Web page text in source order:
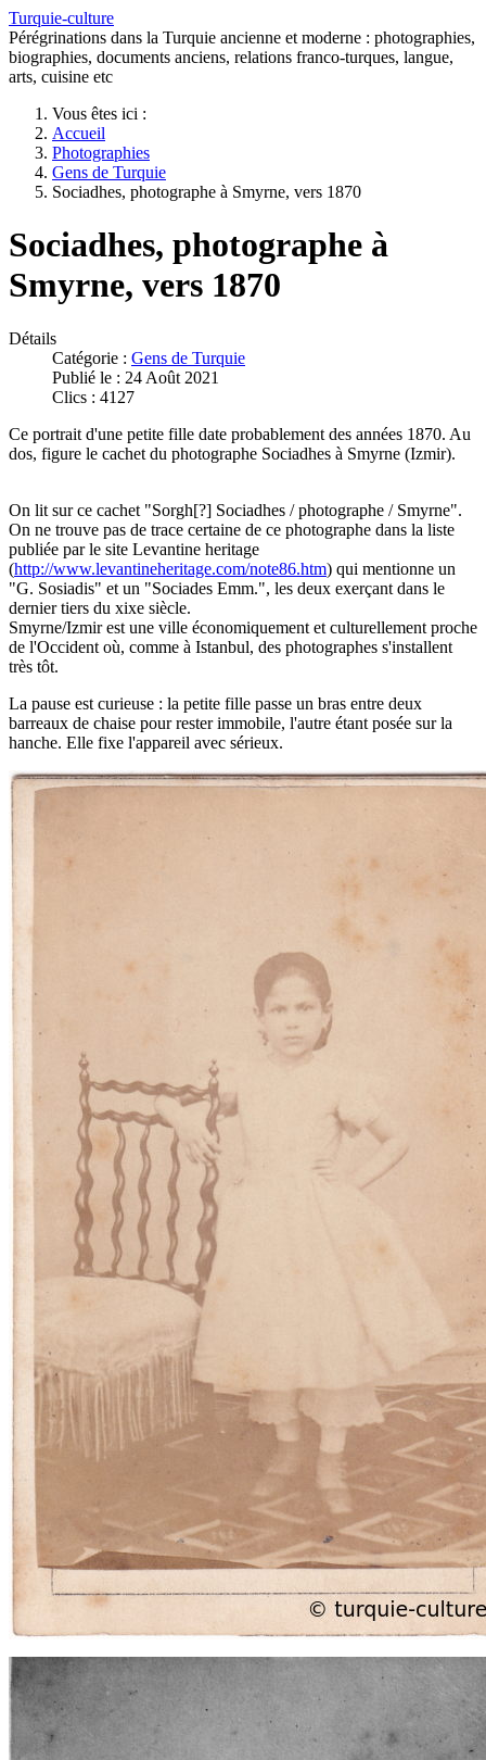
Turquie-culture
Pérégrinations dans la Turquie ancienne et moderne : photographies,
biographies, documents anciens, relations franco-turques, langue,
arts, cuisine etc
Vous êtes ici :
Accueil
Photographies
Gens de Turquie
Sociadhes, photographe à Smyrne, vers 1870
Sociadhes, photographe à
Smyrne, vers 1870
Détails
Catégorie : Gens de Turquie
Publié le : 24 Août 2021
Clics : 4127
Ce portrait d'une petite fille date probablement des années 1870. Au
dos, figure le cachet du photographe Sociadhes à Smyrne (Izmir).
On lit sur ce cachet "Sorgh[?] Sociadhes / photographe / Smyrne".
On ne trouve pas de trace certaine de ce photographe dans la liste
publiée par le site Levantine heritage
(http://www.levantineheritage.com/note86.htm) qui mentionne un
"G. Sosiadis" et un "Sociades Emm.", les deux exerçant dans le
dernier tiers du xixe siècle.
Smyrne/Izmir est une ville économiquement et culturellement proche
de l'Occident où, comme à Istanbul, des photographes s'installent
très tôt.
La pause est curieuse : la petite fille passe un bras entre deux
barreaux de chaise pour rester immobile, l'autre étant posée sur la
hanche. Elle fixe l'appareil avec sérieux.